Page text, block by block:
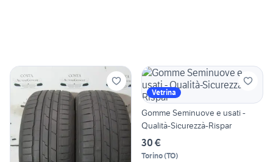
Vetrina
Gomme Seminuove e usati -
Qualità-Sicurezzà-Rispar
30 €
Torino(TO)